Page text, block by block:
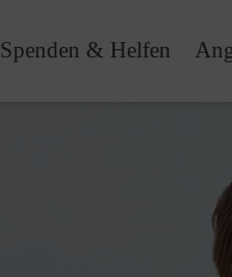
Spenden & Helfen